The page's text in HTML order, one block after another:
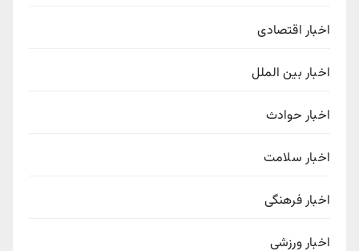
اخبار اقتصادی
اخبار بین الملل
اخبار حوادث
اخبار سلامت
اخبار فرهنگی
اخبار ورزشی